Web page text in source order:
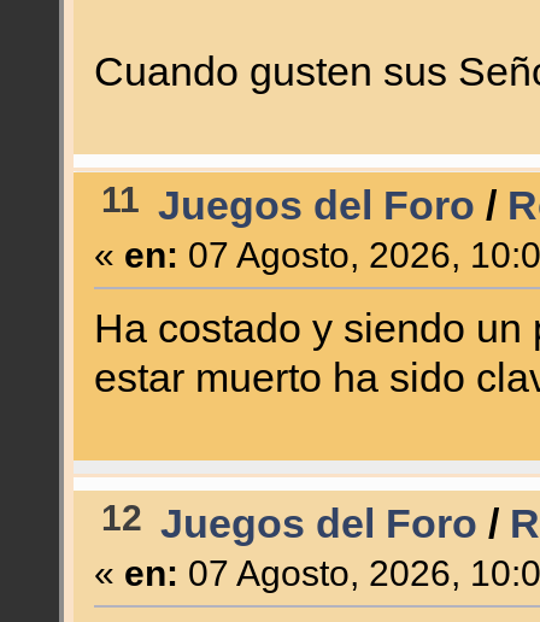
Cuando gusten sus
11 Juegos del Foro /
« en: 07 Agosto, 2026,
Ha costado y siendo
estar muerto ha sido
12 Juegos del Foro /
« en: 07 Agosto, 2026,